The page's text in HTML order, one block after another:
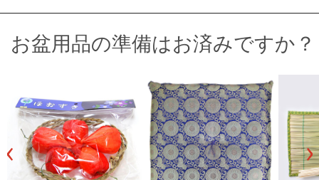
お盆用品の準備はお済みですか？
‹ ›